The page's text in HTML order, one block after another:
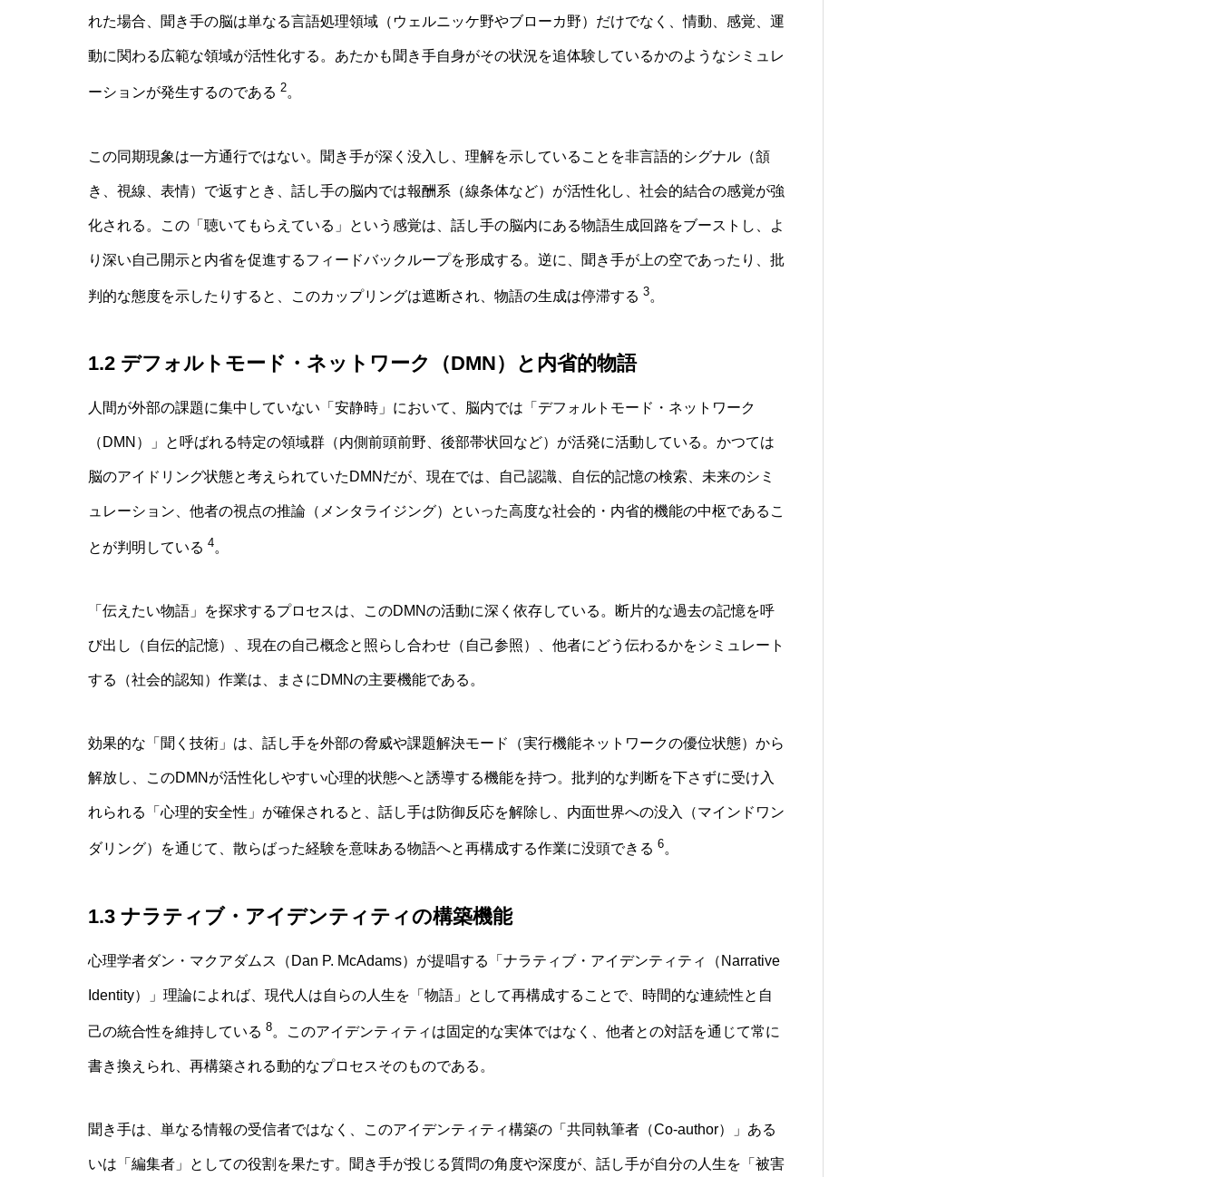
れた場合、聞き手の脳は単なる言語処理領域（ウェルニッケ野やブローカ野）だけでなく、情動、感覚、運
動に関わる広範な領域が活性化する。あたかも聞き手自身がその状況を追体験しているかのようなシミュレ
ーションが発生するのである 2。
この同期現象は一方通行ではない。聞き手が深く没入し、理解を示していることを非言語的シグナル（頷
き、視線、表情）で返すとき、話し手の脳内では報酬系（線条体など）が活性化し、社会的結合の感覚が強
化される。この「聴いてもらえている」という感覚は、話し手の脳内にある物語生成回路をブーストし、よ
り深い自己開示と内省を促進するフィードバックループを形成する。逆に、聞き手が上の空であったり、批
判的な態度を示したりすると、このカップリングは遮断され、物語の生成は停滞する 3。
1.2 デフォルトモード・ネットワーク（DMN）と内省的物語
人間が外部の課題に集中していない「安静時」において、脳内では「デフォルトモード・ネットワーク
（DMN）」と呼ばれる特定の領域群（内側前頭前野、後部帯状回など）が活発に活動している。かつては
脳のアイドリング状態と考えられていたDMNだが、現在では、自己認識、自伝的記憶の検索、未来のシミ
ュレーション、他者の視点の推論（メンタライジング）といった高度な社会的・内省的機能の中枢であるこ
とが判明している 4。
「伝えたい物語」を探求するプロセスは、このDMNの活動に深く依存している。断片的な過去の記憶を呼
び出し（自伝的記憶）、現在の自己概念と照らし合わせ（自己参照）、他者にどう伝わるかをシミュレート
する（社会的認知）作業は、まさにDMNの主要機能である。
効果的な「聞く技術」は、話し手を外部の脅威や課題解決モード（実行機能ネットワークの優位状態）から
解放し、このDMNが活性化しやすい心理的状態へと誘導する機能を持つ。批判的な判断を下さずに受け入
れられる「心理的安全性」が確保されると、話し手は防御反応を解除し、内面世界への没入（マインドワン
ダリング）を通じて、散らばった経験を意味ある物語へと再構成する作業に没頭できる 6。
1.3 ナラティブ・アイデンティティの構築機能
心理学者ダン・マクアダムス（Dan P. McAdams）が提唱する「ナラティブ・アイデンティティ（Narrative
Identity）」理論によれば、現代人は自らの人生を「物語」として再構成することで、時間的な連続性と自
己の統合性を維持している 8。このアイデンティティは固定的な実体ではなく、他者との対話を通じて常に
書き換えられ、再構築される動的なプロセスそのものである。
聞き手は、単なる情報の受信者ではなく、このアイデンティティ構築の「共同執筆者（Co-author）」ある
いは「編集者」としての役割を果たす。聞き手が投じる質問の角度や深度が、話し手が自分の人生を「被害